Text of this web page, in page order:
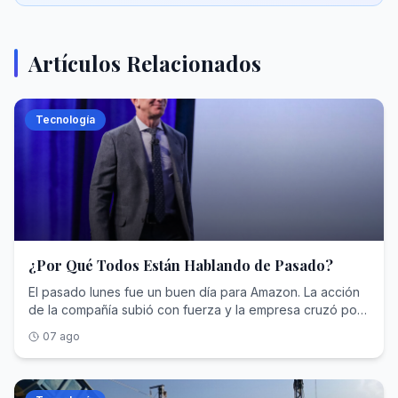
Artículos Relacionados
Tecnología
¿Por Qué Todos Están Hablando de Pasado?
El pasado lunes fue un buen día para Amazon. La acción
de la compañía subió con fuerza y la empresa cruzó por
capitalización. De ese modo, el gigante del comercio
electrónico se unía al reducido club de empresas cuyo
valor superan el de muchos países. Jeff Bezos, que
07 ago